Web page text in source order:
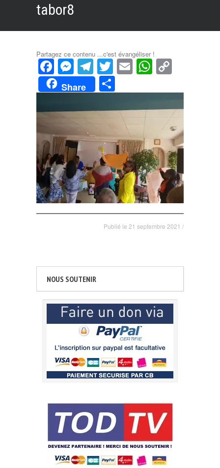
tabor8
Partagez ce contenu ...c'est évangéliser !
Facebook
Messenger
Telegram
Twitter
Email
Share
Publié le 21 septembre 2021 /
NOUS SOUTENIR